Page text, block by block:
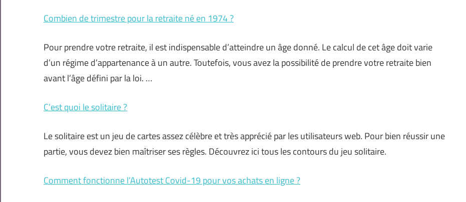
Combien de trimestre pour la retraite né en 1974 ?
Pour prendre votre retraite, il est indispensable d’atteindre un âge donné. Le calcul de cet âge doit varie
d’un régime d’appartenance à un autre. Toutefois, vous avez la possibilité de prendre votre retraite bien
avant l’âge défini par la loi. …
C’est quoi le solitaire ?
Le solitaire est un jeu de cartes assez célèbre et très apprécié par les utilisateurs web. Pour bien réussir une
partie, vous devez bien maîtriser ses règles. Découvrez ici tous les contours du jeu solitaire.
Comment fonctionne l’Autotest Covid-19 pour vos achats en ligne ?